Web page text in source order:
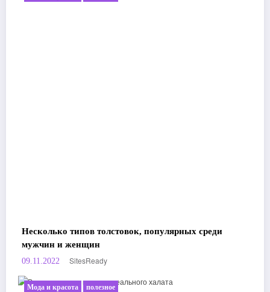
Несколько типов толстовок, популярных среди
мужчин и женщин
09.11.2022 SitesReady
Мода и красота полезное